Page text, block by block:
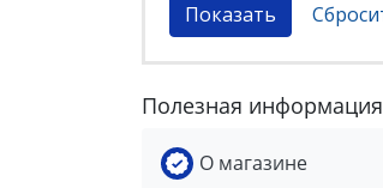
Полезная информация
О магазине